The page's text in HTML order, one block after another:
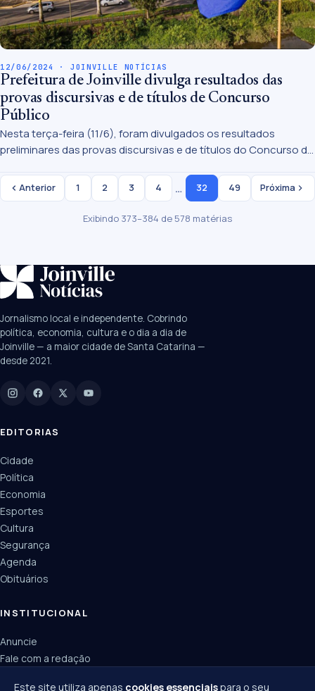
12/06/2024 · JOINVILLE NOTÍCIAS
Prefeitura de Joinville divulga resultados das
provas discursivas e de títulos de Concurso
Público
Nesta terça-feira (11/6), foram divulgados os resultados
preliminares das provas discursivas e de títulos do Concurso da
foram publicadas no Diário Oficial do Município, publicado no
final do dia, e também no site do Ibade.
Anterior 1 2 3 4 … 32 49 Próxima
Exibindo 373–384 de 578 matérias
SUGESTÕES: JEC
Câmara
UPA Sul
Manchetes, colunistas e editorias do JN
Jornalismo local e independente. Cobrindo
política, economia, cultura e o dia a dia de
Joinville — a maior cidade de Santa Catarina —
desde 2021.
EDITORIAS
Cidade
Política
Economia
Esportes
Cultura
Segurança
Agenda
Obituários
INSTITUCIONAL
Anuncie
Fale com a redação
Este site utiliza apenas cookies essenciaispara o seu